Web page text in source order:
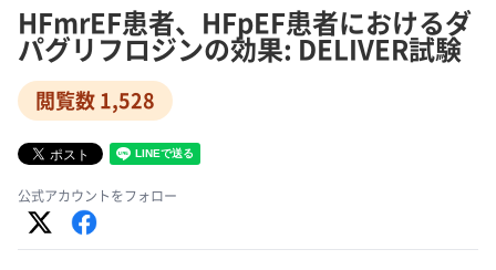
HFmrEF患者、HFpEF患者におけるダ
パグリフロジンの効果: DELIVER試験
閲覧数 1,528
公式アカウントをフォロー